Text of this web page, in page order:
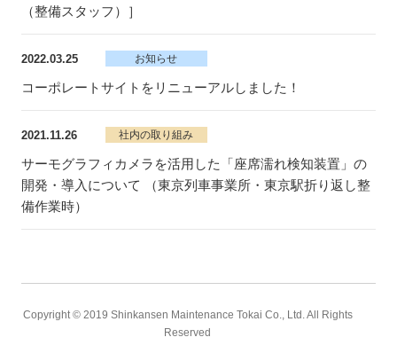
（整備スタッフ）］
2022.03.25 お知らせ
コーポレートサイトをリニューアルしました！
2021.11.26 社内の取り組み
サーモグラフィカメラを活用した「座席濡れ検知装置」の
開発・導入について （東京列車事業所・東京駅折り返し整
備作業時）
Copyright © 2019 Shinkansen Maintenance Tokai Co., Ltd. All Rights
Reserved